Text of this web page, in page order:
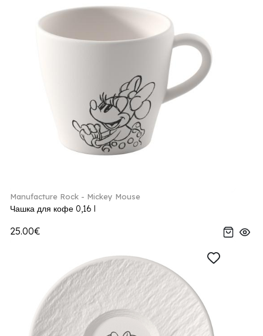
Manufacture Rock - Mickey Mouse
Чашка для кофе 0,16 l
25.00€